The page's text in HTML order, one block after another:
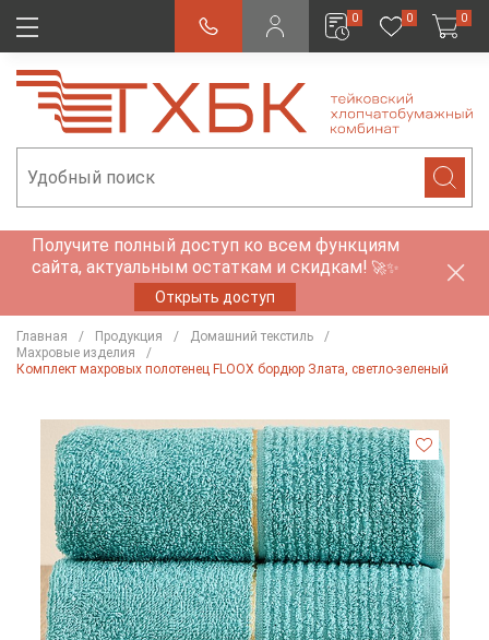
0 0 0
Получите полный доступ ко всем функциям
сайта, актуальным остаткам и скидкам! 🚀✨
Открыть доступ
Главная Продукция
Домашний текстиль
Махровые изделия
Комплект махровых полотенец FLOOX бордюр Злата, светло-зеленый